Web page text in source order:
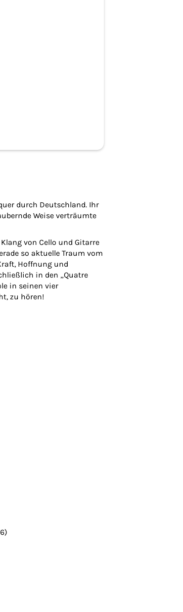
durch Deutschland. Ihr
Weise verträumte
von Cello und Gitarre
so aktuelle Traum vom
Hoffnung und
in den „Quatre
in seinen vier
zu hören!